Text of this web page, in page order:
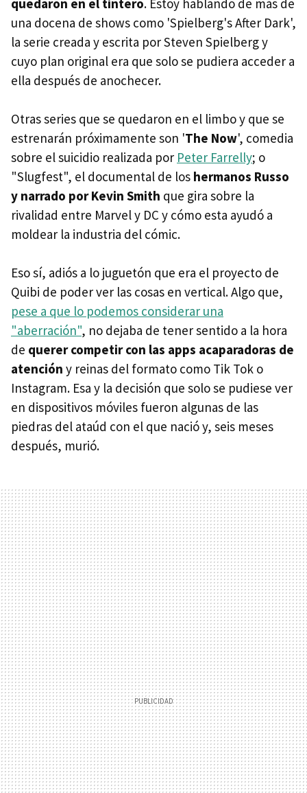
quedaron en el tintero. Estoy hablando de más de
una docena de shows como 'Spielberg's After Dark',
la serie creada y escrita por Steven Spielberg y
cuyo plan original era que solo se pudiera acceder a
ella después de anochecer.
Otras series que se quedaron en el limbo y que se
estrenarán próximamente son 'The Now', comedia
sobre el suicidio realizada por Peter Farrelly; o
"Slugfest", el documental de los hermanos Russo
y narrado por Kevin Smith que gira sobre la
rivalidad entre Marvel y DC y cómo esta ayudó a
moldear la industria del cómic.
Eso sí, adiós a lo juguetón que era el proyecto de
Quibi de poder ver las cosas en vertical. Algo que,
pese a que lo podemos considerar una
"aberración", no dejaba de tener sentido a la hora
de querer competir con las apps acaparadoras de
atención y reinas del formato como Tik Tok o
Instagram. Esa y la decisión que solo se pudiese ver
en dispositivos móviles fueron algunas de las
piedras del ataúd con el que nació y, seis meses
después, murió.